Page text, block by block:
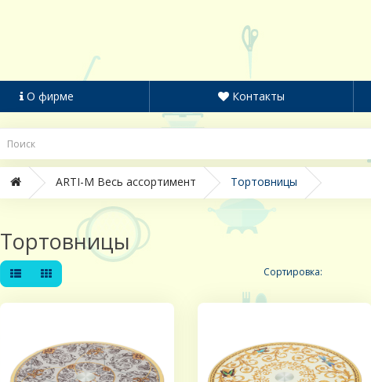
О фирме Контакты
ARTI-M Весь ассортимент Тортовницы
Тортовницы
Сортировка: